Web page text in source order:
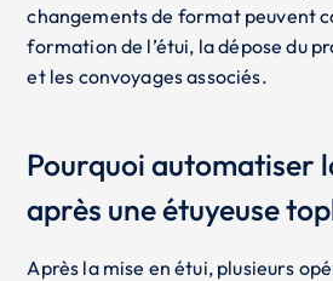
changements de format peuvent
formation de l’étui, la dépose du
et les convoyages associés.
Pourquoi automatiser
après une étuyeuse
Après la mise en étui, plusieurs